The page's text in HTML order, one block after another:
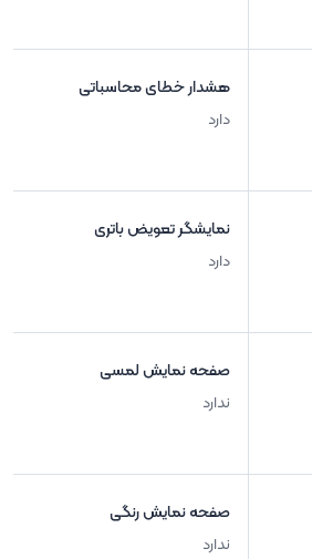
هشدار خطای محاسباتی
دارد
نمایشگر تعویض باتری
دارد
صفحه نمایش لمسی
ندارد
صفحه نمایش رنگی
ندارد